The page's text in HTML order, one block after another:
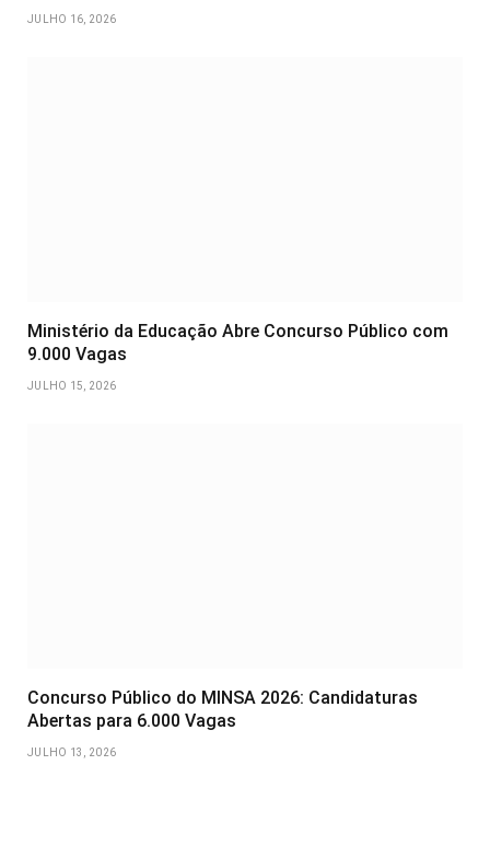
JULHO 16, 2026
Ministério da Educação Abre Concurso Público com
9.000 Vagas
JULHO 15, 2026
Concurso Público do MINSA 2026: Candidaturas
Abertas para 6.000 Vagas
JULHO 13, 2026